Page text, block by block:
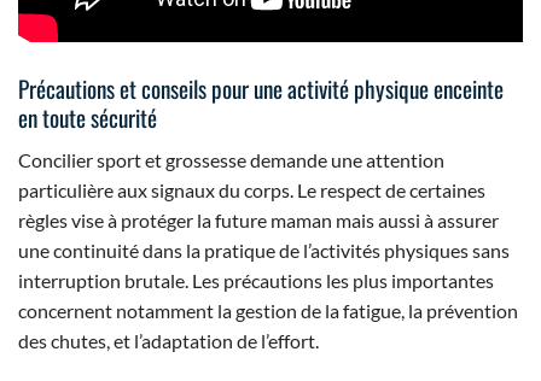
Précautions et conseils pour une activité physique enceinte
en toute sécurité
Concilier sport et grossesse demande une attention
particulière aux signaux du corps. Le respect de certaines
règles vise à protéger la future maman mais aussi à assurer
une continuité dans la pratique de l’activités physiques sans
interruption brutale. Les précautions les plus importantes
concernent notamment la gestion de la fatigue, la prévention
des chutes, et l’adaptation de l’effort.